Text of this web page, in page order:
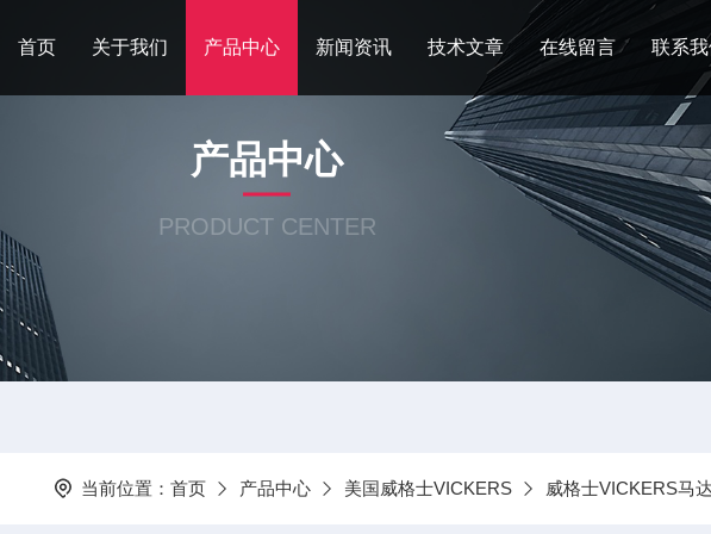
首页 关于我们 产品中心 新闻资讯 技术文章 在线留言 联系
产品中心
PRODUCT CENTER
当前位置： 首页 产品中心 美国威格士VICKERS 威格士VICKERS马达